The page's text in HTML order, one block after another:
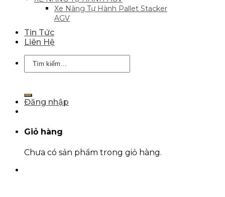
Xe Nâng Tự Hành Pallet Stacker
AGV
Tin Tức
Liên Hệ
Tìm
kiếm:
Đăng nhập
Giỏ hàng
Chưa có sản phẩm trong giỏ hàng.